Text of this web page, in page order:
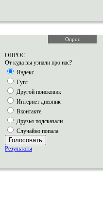
Опрос
ОПРОС
От куда вы узнали про нас?
Яндекс
Гугл
Другой поисковик
Интернет дневник
Вконтакте
Друзья подсказали
Случайно попала
Голосовать
Результаты